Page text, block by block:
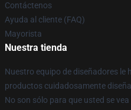
Contáctenos
Ayuda al cliente (FAQ)
Mayorista
Nuestra tienda
Nuestro equipo de diseñadores
productos cuidadosamente
No son sólo para que usted se